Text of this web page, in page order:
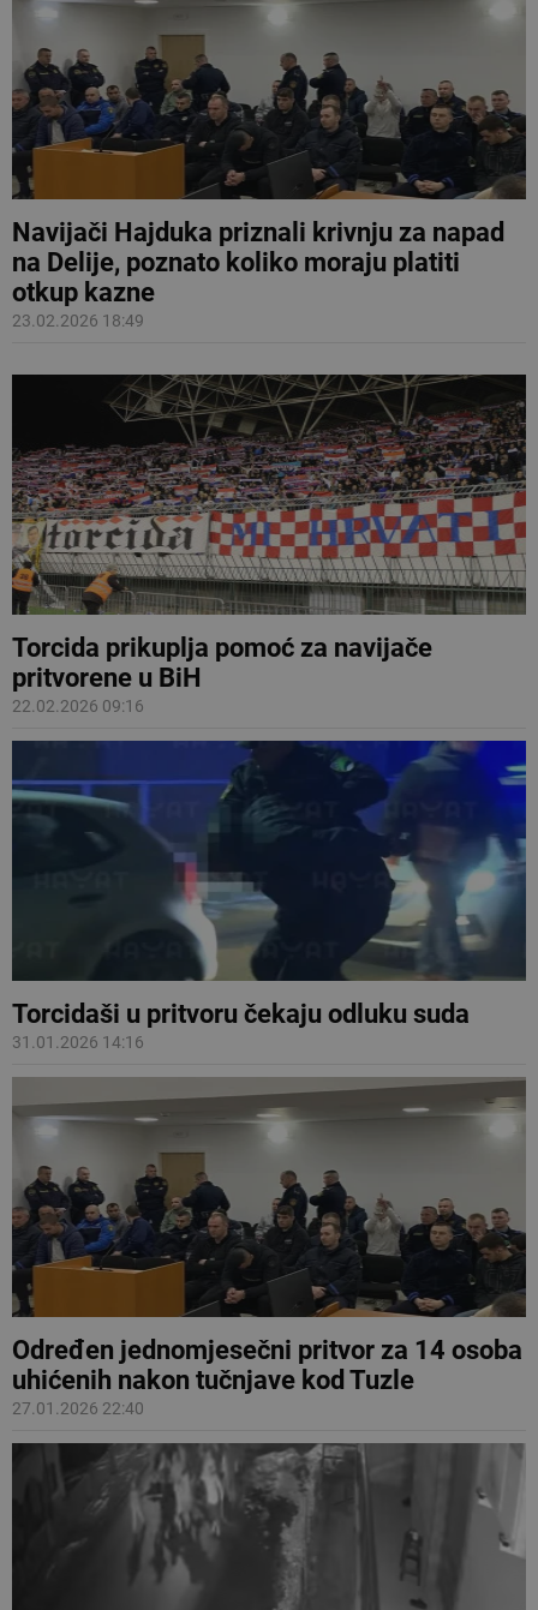
Navijači Hajduka priznali krivnju za napad
na Delije, poznato koliko moraju platiti
otkup kazne
23.02.2026 18:49
Torcida prikuplja pomoć za navijače
pritvorene u BiH
22.02.2026 09:16
Torcidaši u pritvoru čekaju odluku suda
31.01.2026 14:16
Određen jednomjesečni pritvor za 14 osoba
uhićenih nakon tučnjave kod Tuzle
27.01.2026 22:40